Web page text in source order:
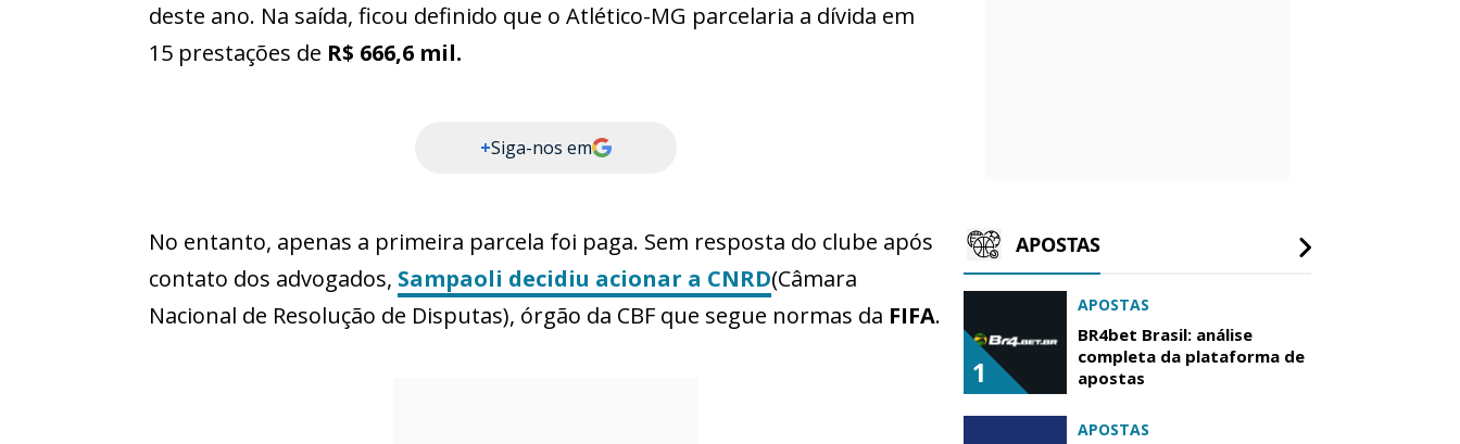
deste ano. Na saída, ficou definido que o Atlético-MG parcelaria a dívida em
15 prestações de R$ 666,6 mil.
+Siga-nos em
No entanto, apenas a primeira parcela foi paga. Sem resposta do clube após
contato dos advogados, Sampaoli decidiu acionar a CNRD(Câmara
Nacional de Resolução de Disputas), órgão da CBF que segue normas da FIFA.
APOSTAS
1
APOSTAS
BR4bet Brasil: análise
completa da plataforma de
apostas
APOSTAS